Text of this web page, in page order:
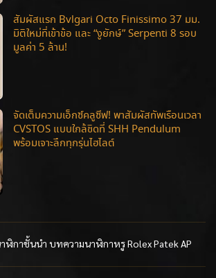
สัมผัสแรก Bvlgari Octo Finissimo 37 มม.
มิติใหม่ที่เข้าข้อ และ “งูยักษ์” Serpenti 8 รอบ
มูลค่า 5 ล้าน!
จัดเต็มความเอ็กซ์คลูซีฟ! พาสัมผัสทัพเรือนเวลา
CVSTOS แบบใกล้ชิดที่ SHH Pendulum
พร้อมเจาะลึกทุกรุ่นไฮไลต์
ฬิกาชั้นนำ บทความนาฬิกาหรู Rolex Patek AP